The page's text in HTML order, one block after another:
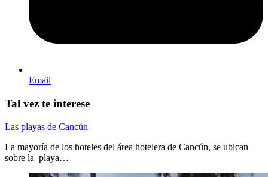
Email
Tal vez te interese
Las playas de Cancún
La mayoría de los hoteles del área hotelera de Cancún, se ubican
sobre la playa…